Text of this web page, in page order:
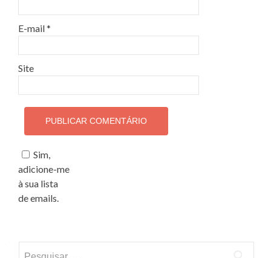
E-mail*
Site
Sim,
adicione-me
à sua lista
de emails.